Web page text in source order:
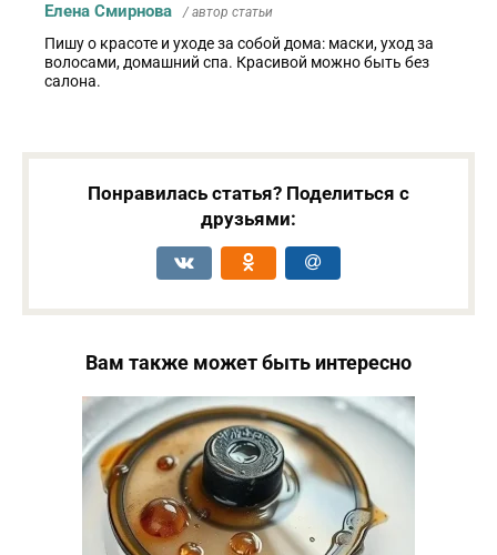
Елена Смирнова / автор статьи
Пишу о красоте и уходе за собой дома: маски, уход за
волосами, домашний спа. Красивой можно быть без
салона.
Понравилась статья? Поделиться с
друзьями:
Вам также может быть интересно